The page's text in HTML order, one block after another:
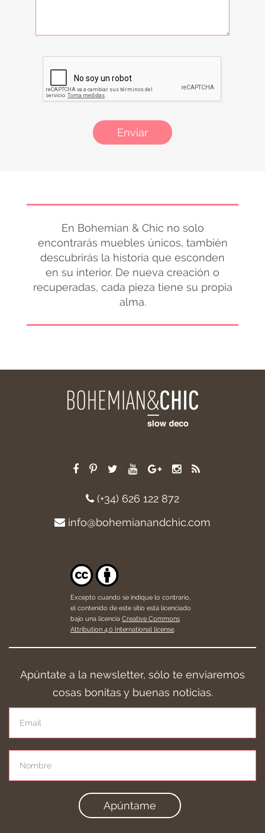
Enviar
En Bohemian & Chic no solo
encontrarás muebles únicos, también
descubrirás la historia que esconden
en su interior. De nueva creación o
recuperadas, cada pieza tiene su propia
alma.
(+34) 626 122 872
info@bohemianandchic.com
Excepto cuando se indique lo contrario,
el contenido de este sitio está licenciado
bajo una licencia Creative Commons
Attribution 4.0 International license.
Apúntate a la newsletter, sólo te enviaremos
cosas bonitas y buenas noticias.
Apúntame